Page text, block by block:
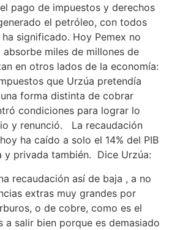
pago de impuestos y derechos
el petróleo, con todos
significado. Hoy Pemex no
miles de millones de
en otros lados de la economía:
que Urzúa pretendía
forma distinta de cobrar
condiciones para lograr lo
y renunció. La recaudación
ha caído a solo el 14% del PIB
y privada también. Dice Urzúa:
recaudación así de baja , a no
extras muy grandes por
o de cobre, como es el
a salir bien porque es demasiado